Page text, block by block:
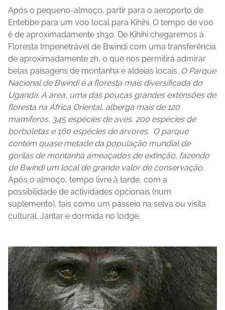
Após o pequeno-almoço, partir para o aeroporto de
Entebbe para um voo local para Kihihi. O tempo de voo
é de aproximadamente 1h30. De Kihihi chegaremos à
Floresta Impenetrável de Bwindi com uma transferência
de aproximadamente 2h, o que nos permitirá admirar
belas paisagens de montanha e aldeias locais. O Parque
Nacional de Bwindi é a floresta mais diversificada do
Uganda. A área, uma das poucas grandes extensões de
floresta na África Oriental, alberga mais de 120
mamíferos, 345 espécies de aves, 200 espécies de
borboletas e 160 espécies de árvores. O parque
contém quase metade da população mundial de
gorilas de montanha ameaçados de extinção, fazendo
de Bwindi um local de grande valor de conservação.
Após o almoço, tempo livre à tarde, com a
possibilidade de actividades opcionais (num
suplemento), tais como um passeio na selva ou visita
cultural. Jantar e dormida no lodge.